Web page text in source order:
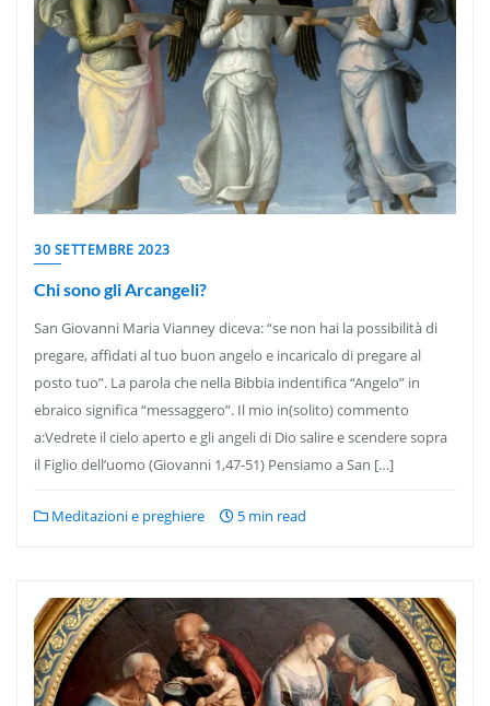
30 SETTEMBRE 2023
Chi sono gli Arcangeli?
San Giovanni Maria Vianney diceva: “se non hai la possibilità di
pregare, affidati al tuo buon angelo e incaricalo di pregare al
posto tuo”. La parola che nella Bibbia indentifica “Angelo” in
ebraico significa “messaggero”. Il mio in(solito) commento
a:Vedrete il cielo aperto e gli angeli di Dio salire e scendere sopra
il Figlio dell’uomo (Giovanni 1,47-51) Pensiamo a San […]
Meditazioni e preghiere 5 min read